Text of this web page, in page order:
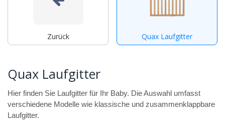
Zurück Quax Laufgitter
Quax Laufgitter
Hier finden Sie Laufgitter für Ihr Baby. Die Auswahl umfasst
verschiedene Modelle wie klassische und zusammenklappbare
Laufgitter.